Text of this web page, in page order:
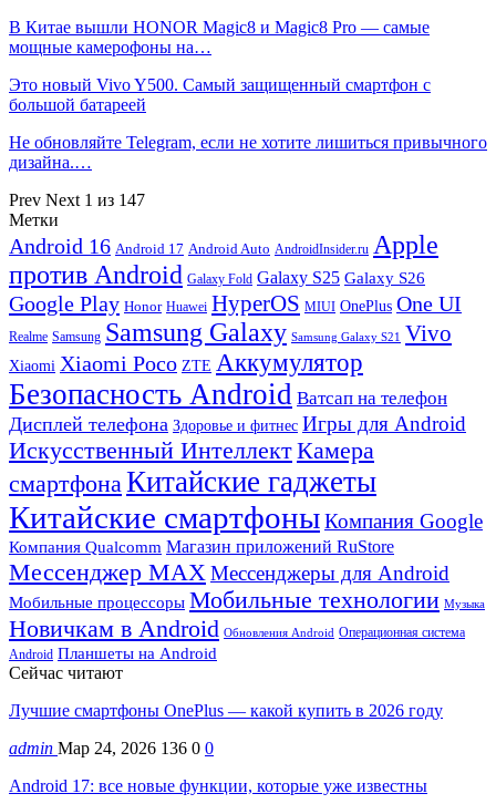
В Китае вышли HONOR Magic8 и Magic8 Pro — самые
мощные камерофоны на…
Это новый Vivo Y500. Самый защищенный смартфон с
большой батареей
Не обновляйте Telegram, если не хотите лишиться привычного
дизайна.…
Prev Next 1 из 147
Метки
Android 16 Android 17 Android Auto AndroidInsider.ru Apple
против Android Galaxy Fold Galaxy S25 Galaxy S26
Google Play Honor Huawei HyperOS MIUI OnePlus One UI
Realme Samsung Samsung Galaxy Samsung Galaxy S21 Vivo
Xiaomi Xiaomi Poco ZTE Аккумулятор
Безопасность Android Ватсап на телефон
Дисплей телефона Здоровье и фитнес Игры для Android
Искусственный ИнтеллектКамера
смартфона Китайские гаджеты
Китайские смартфоныКомпания Google
Компания Qualcomm Магазин приложений RuStore
Мессенджер MAX Мессенджеры для Android
Мобильные процессоры Мобильные технологии Музыка
Новичкам в Android Обновления Android Операционная система
Android Планшеты на Android
Сейчас читают
Лучшие смартфоны OnePlus — какой купить в 2026 году
admin Мар 24, 2026 136 0 0
Android 17: все новые функции, которые уже известны